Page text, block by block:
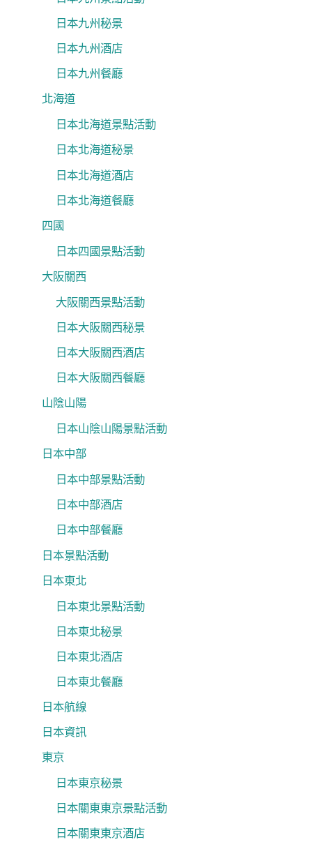
日本九州秘景
日本九州酒店
日本九州餐廳
北海道
日本北海道景點活動
日本北海道秘景
日本北海道酒店
日本北海道餐廳
四國
日本四國景點活動
大阪關西
大阪關西景點活動
日本大阪關西秘景
日本大阪關西酒店
日本大阪關西餐廳
山陰山陽
日本山陰山陽景點活動
日本中部
日本中部景點活動
日本中部酒店
日本中部餐廳
日本景點活動
日本東北
日本東北景點活動
日本東北秘景
日本東北酒店
日本東北餐廳
日本航線
日本資訊
東京
日本東京秘景
日本關東東京景點活動
日本關東東京酒店